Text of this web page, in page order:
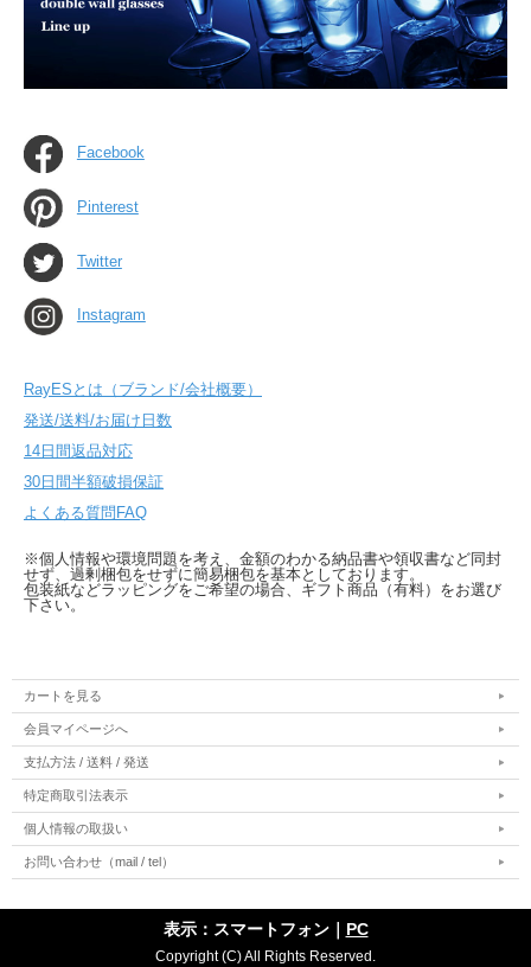
Facebook
Pinterest
Twitter
Instagram
RayESとは（ブランド/会社概要）
発送/送料/お届け日数
14日間返品対応
30日間半額破損保証
よくある質問FAQ
※個人情報や環境問題を考え、金額のわかる納品書や領収書など同封
せず、過剰梱包をせずに簡易梱包を基本としております。
包装紙などラッピングをご希望の場合、ギフト商品（有料）をお選び
下さい。
カートを見る
会員マイページへ
支払方法 / 送料 / 発送
特定商取引法表示
個人情報の取扱い
お問い合わせ（mail / tel）
表示：スマートフォン｜ PC
Copyright (C) All Rights Reserved.